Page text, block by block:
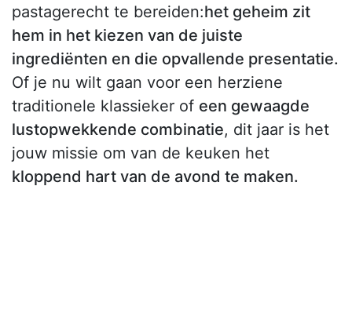
pastagerecht te bereiden:het geheim zit
hem in het kiezen van de juiste
ingrediënten en die opvallende presentatie.
Of je nu wilt gaan voor een herziene
traditionele klassieker of een gewaagde
lustopwekkende combinatie, dit jaar is het
jouw missie om van de keuken het
kloppend hart van de avond te maken.